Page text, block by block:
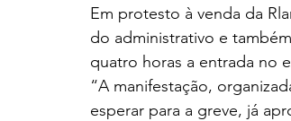
Em protesto à venda da
do administrativo e
quatro horas a entrada no
“A manifestação,
esperar para a greve, já